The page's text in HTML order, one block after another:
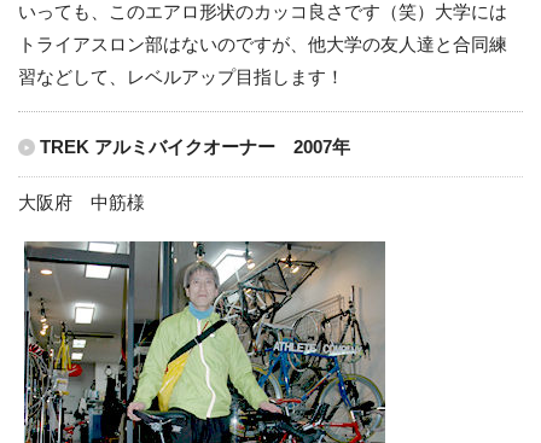
いっても、このエアロ形状のカッコ良さです（笑）大学には
トライアスロン部はないのですが、他大学の友人達と合同練
習などして、レベルアップ目指します！
TREK アルミバイクオーナー 2007年
大阪府 中筋様